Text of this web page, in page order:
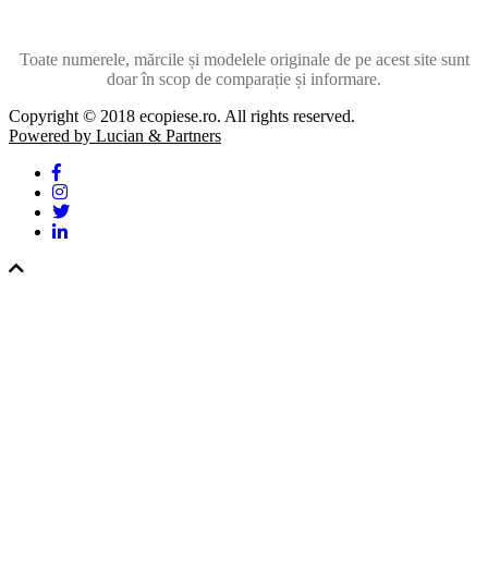
Toate numerele, mărcile și modelele originale de pe acest site sunt
doar în scop de comparație și informare.
Copyright © 2018 ecopiese.ro. All rights reserved.
Powered by Lucian & Partners